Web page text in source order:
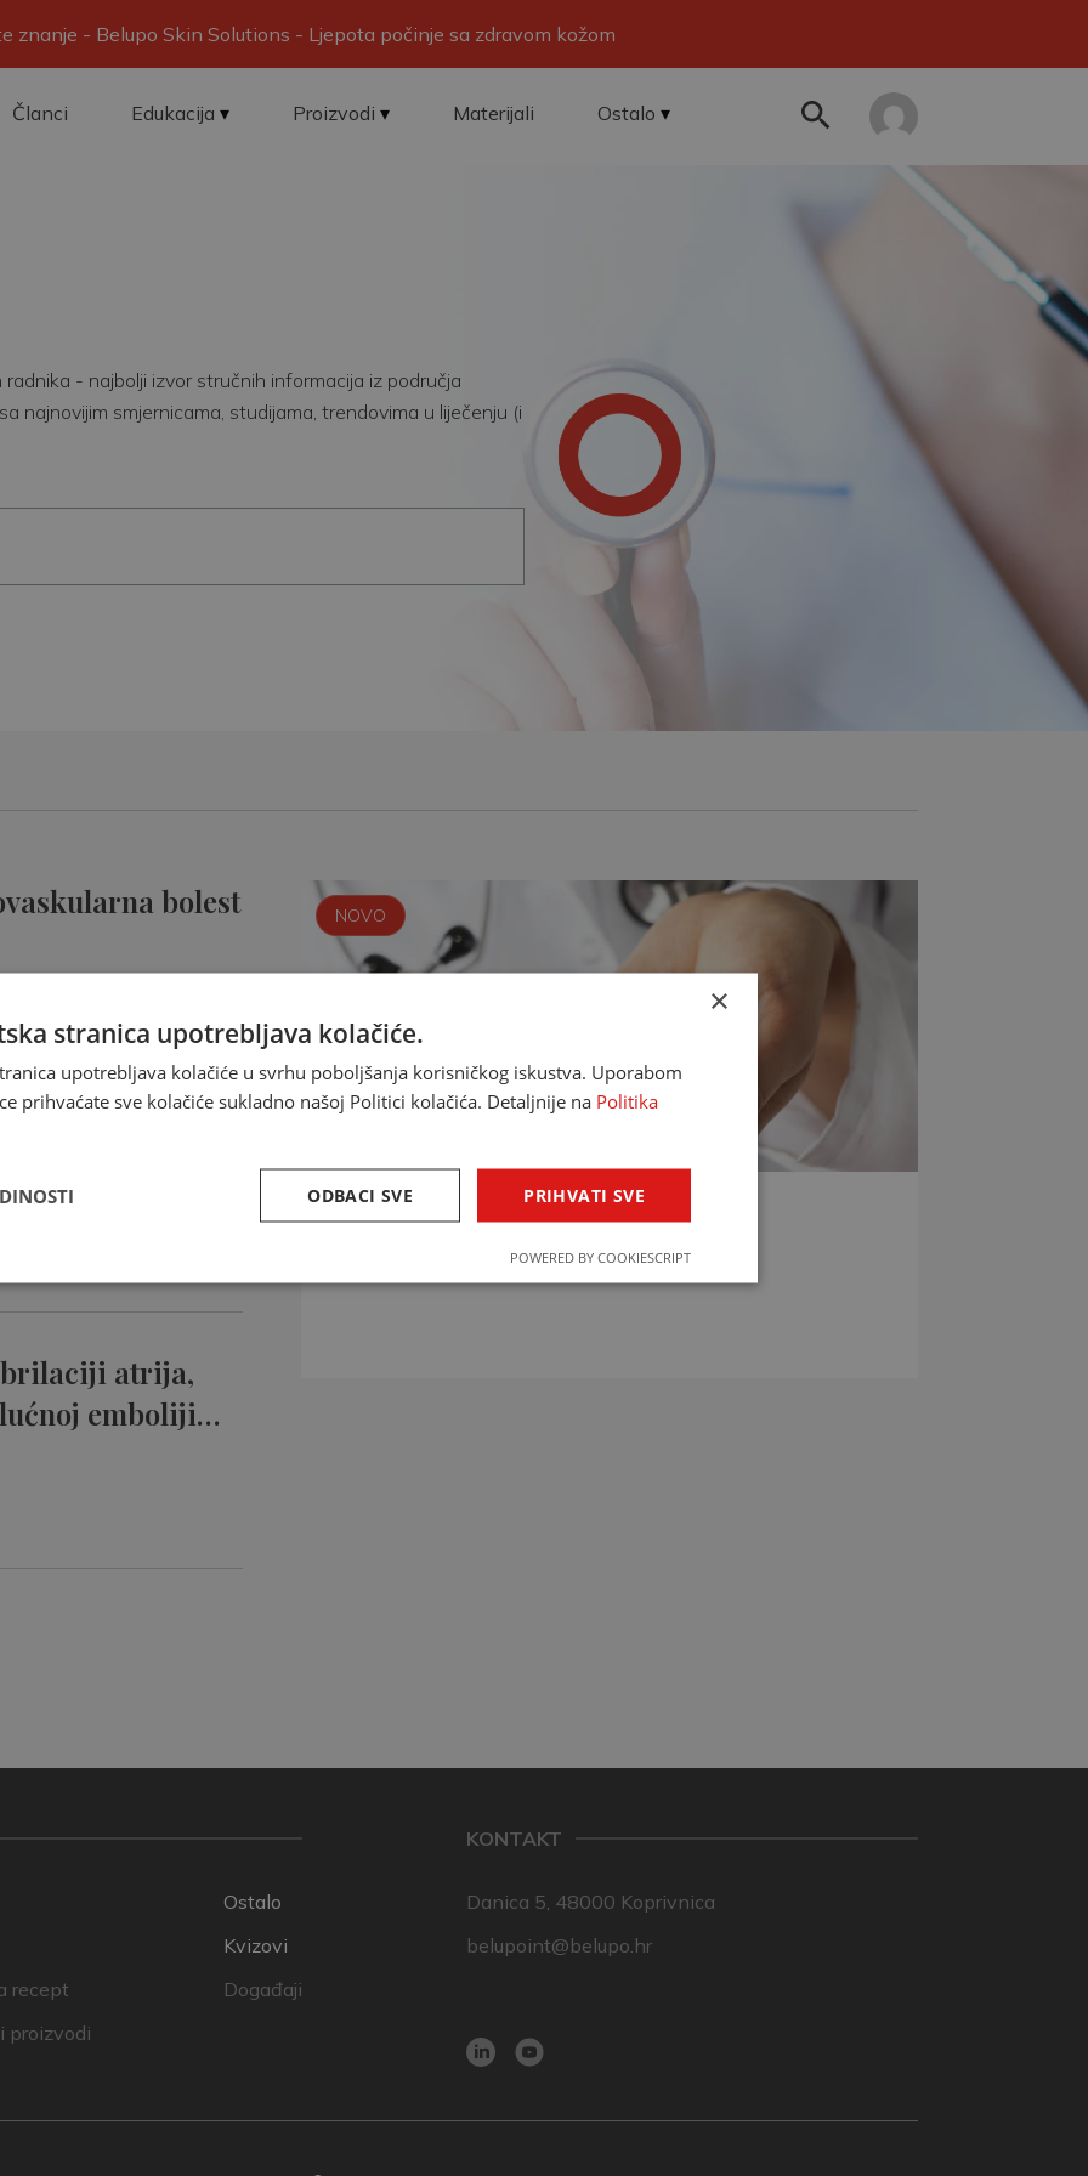
znanje - Belupo Skin Solutions - Ljepota počinje sa zdravom kožom
Članci Edukacija Proizvodi Materijali Ostalo
- najbolji izvor stručnih informacija iz područja
najnovijim smjernicama, studijama, trendovima u liječenju (i
bolest
atrija,
emboliji…
NOVO
INTERAKCIJE LIJEKOVA
Provjerite interakcije lijekova u svega par klikova!
recept
proizvodi
Ostalo
Kvizovi
Događaji
KONTAKT
Danica 5, 48000 Koprivnica
belupoint@belupo.hr
×
stranica upotrebljava kolačiće.
upotrebljava kolačiće u svrhu poboljšanja korisničkog iskustva. Uporabom
prihvaćate sve kolačiće sukladno našoj Politici kolačića. Detaljnije na Politika
PRIHVATI SVE
ODBACI SVE
POWERED BY COOKIESCRIPT